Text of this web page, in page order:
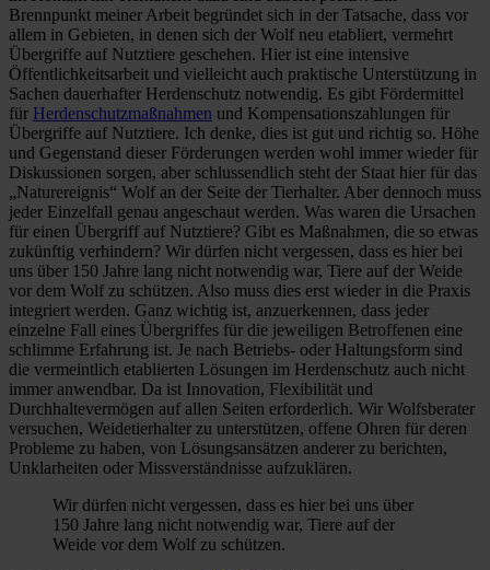
Brennpunkt meiner Arbeit begründet sich in der Tatsache, dass vor
allem in Gebieten, in denen sich der Wolf neu etabliert, vermehrt
Übergriffe auf Nutztiere geschehen. Hier ist eine intensive
Öffentlichkeitsarbeit und vielleicht auch praktische Unterstützung in
Sachen dauerhafter Herdenschutz notwendig. Es gibt Fördermittel
für Herdenschutzmaßnahmen und Kompensationszahlungen für
Übergriffe auf Nutztiere. Ich denke, dies ist gut und richtig so. Höhe
und Gegenstand dieser Förderungen werden wohl immer wieder für
Diskussionen sorgen, aber schlussendlich steht der Staat hier für das
„Naturereignis“ Wolf an der Seite der Tierhalter. Aber dennoch muss
jeder Einzelfall genau angeschaut werden. Was waren die Ursachen
für einen Übergriff auf Nutztiere? Gibt es Maßnahmen, die so etwas
zukünftig verhindern? Wir dürfen nicht vergessen, dass es hier bei
uns über 150 Jahre lang nicht notwendig war, Tiere auf der Weide
vor dem Wolf zu schützen. Also muss dies erst wieder in die Praxis
integriert werden. Ganz wichtig ist, anzuerkennen, dass jeder
einzelne Fall eines Übergriffes für die jeweiligen Betroffenen eine
schlimme Erfahrung ist. Je nach Betriebs- oder Haltungsform sind
die vermeintlich etablierten Lösungen im Herdenschutz auch nicht
immer anwendbar. Da ist Innovation, Flexibilität und
Durchhaltevermögen auf allen Seiten erforderlich. Wir Wolfsberater
versuchen, Weidetierhalter zu unterstützen, offene Ohren für deren
Probleme zu haben, von Lösungsansätzen anderer zu berichten,
Unklarheiten oder Missverständnisse aufzuklären.
Wir dürfen nicht vergessen, dass es hier bei uns über
150 Jahre lang nicht notwendig war, Tiere auf der
Weide vor dem Wolf zu schützen.